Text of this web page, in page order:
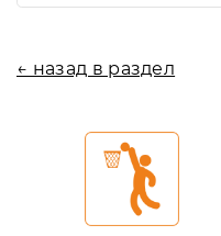
← назад в раздел